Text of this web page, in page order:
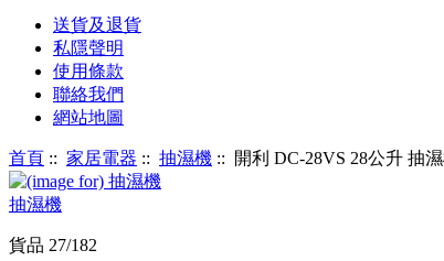
送貨及退貨
私隱聲明
使用條款
聯絡我們
網站地圖
首頁 :: 家居電器 :: 抽濕機 :: 開利 DC-28VS 28公升 抽
抽濕機
貨品 27/182